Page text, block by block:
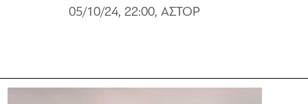
05/10/24, 22:00, ΑΣΤΟΡ